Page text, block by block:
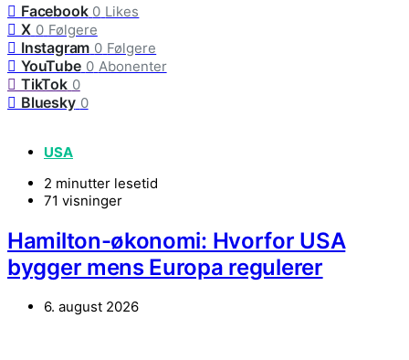
Facebook 0 Likes
X 0 Følgere
Instagram 0 Følgere
YouTube 0 Abonenter
TikTok 0
Bluesky 0
USA
2 minutter lesetid
71 visninger
Hamilton-økonomi: Hvorfor USA
bygger mens Europa regulerer
6. august 2026